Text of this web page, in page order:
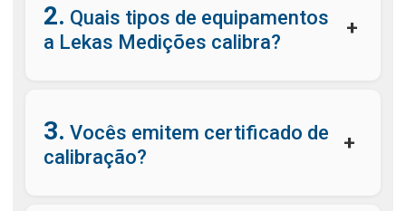
2. Quais tipos de equipamentos
a Lekas Medições calibra?
+
3. Vocês emitem certificado de
calibração?
+